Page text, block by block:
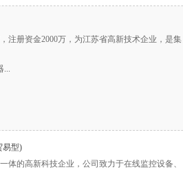
注册资金2000万，为江苏省高新技术企业，是集
...
易型)
体的高新科技企业，公司致力于在线监控设备、